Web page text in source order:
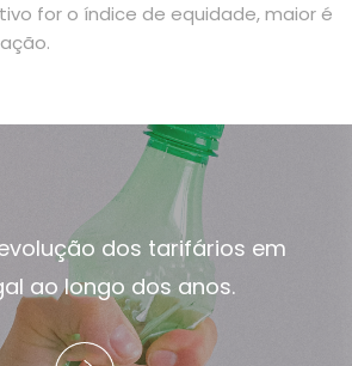
for o índice de equidade, maior é
dos tarifários em
ao longo dos anos.